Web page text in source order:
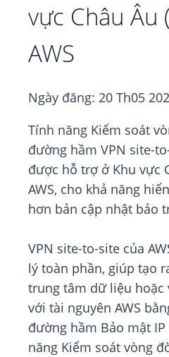
vực Châu Âu
AWS
Ngày đăng: 20 Th05
Tính năng Kiểm soát
đường hầm VPN site-
được hỗ trợ ở Khu vực
AWS, cho khả năng
hơn bản cập nhật bảo
VPN site-to-site của
lý toàn phần, giúp tạo
trung tâm dữ liệu hoặc
với tài nguyên AWS
đường hầm Bảo mật IP
năng Kiểm soát vòng